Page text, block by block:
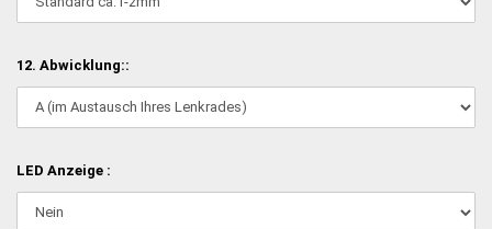
12. Abwicklung::
LED Anzeige :